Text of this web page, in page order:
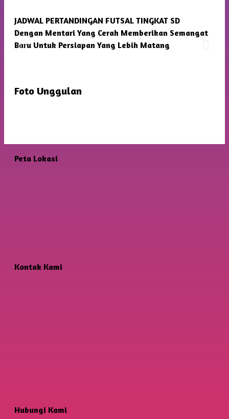
JADWAL PERTANDINGAN FUTSAL TINGKAT SD
Dengan Mentari Yang Cerah Memberikan Semangat
Baru Untuk Persiapan Yang Lebih Matang
Foto Unggulan
Peta Lokasi
Kontak Kami
Hubungi Kami